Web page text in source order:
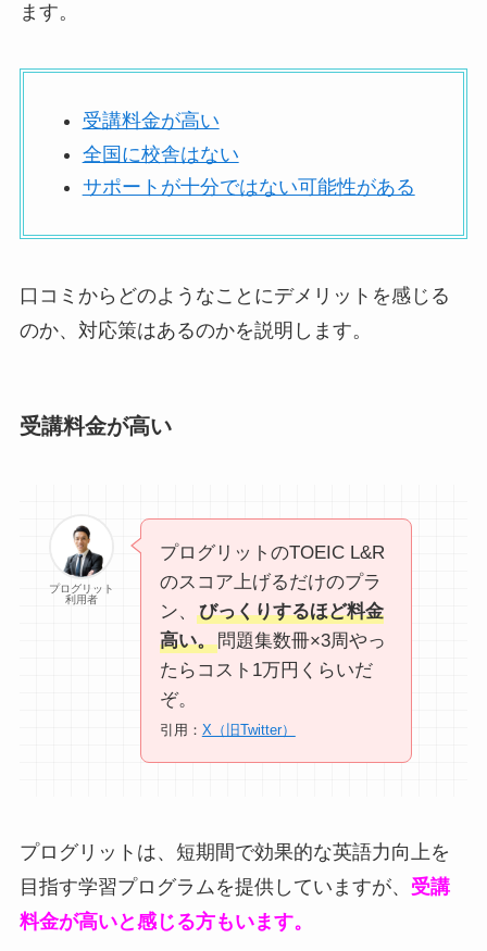
ます。
受講料金が高い
全国に校舎はない
サポートが十分ではない可能性がある
口コミからどのようなことにデメリットを感じる
のか、対応策はあるのかを説明します。
受講料金が高い
プログリット
利用者
プログリットのTOEIC L&R
のスコア上げるだけのプラ
ン、
びっくりするほど料金
高い。問題集数冊×3周やっ
たらコスト1万円くらいだ
ぞ。
引用： X（旧Twitter）
プログリットは、短期間で効果的な英語力向上を
目指す学習プログラムを提供していますが、 受講
料金が高いと感じる方もいます。